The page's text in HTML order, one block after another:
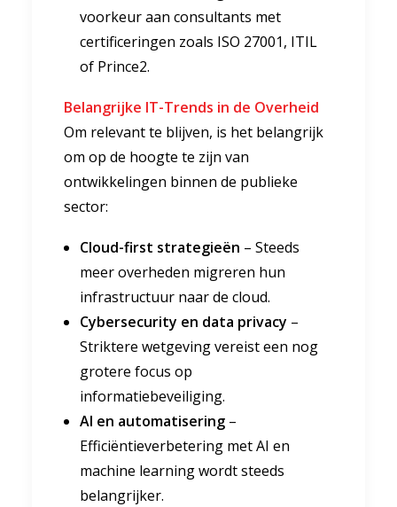
voorkeur aan consultants met
certificeringen zoals ISO 27001, ITIL
of Prince2.
Belangrijke IT-Trends in de Overheid
Om relevant te blijven, is het belangrijk
om op de hoogte te zijn van
ontwikkelingen binnen de publieke
sector:
Cloud-first strategieën – Steeds
meer overheden migreren hun
infrastructuur naar de cloud.
Cybersecurity en data privacy –
Striktere wetgeving vereist een nog
grotere focus op
informatiebeveiliging.
AI en automatisering –
Efficiëntieverbetering met AI en
machine learning wordt steeds
belangrijker.